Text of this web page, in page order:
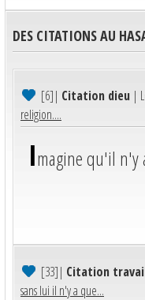
DES CITATIONS AU
[6]| Citation dieu |
religion....
Imagine qu'il n'y
[33]| Citation
sans lui il n'y a que...